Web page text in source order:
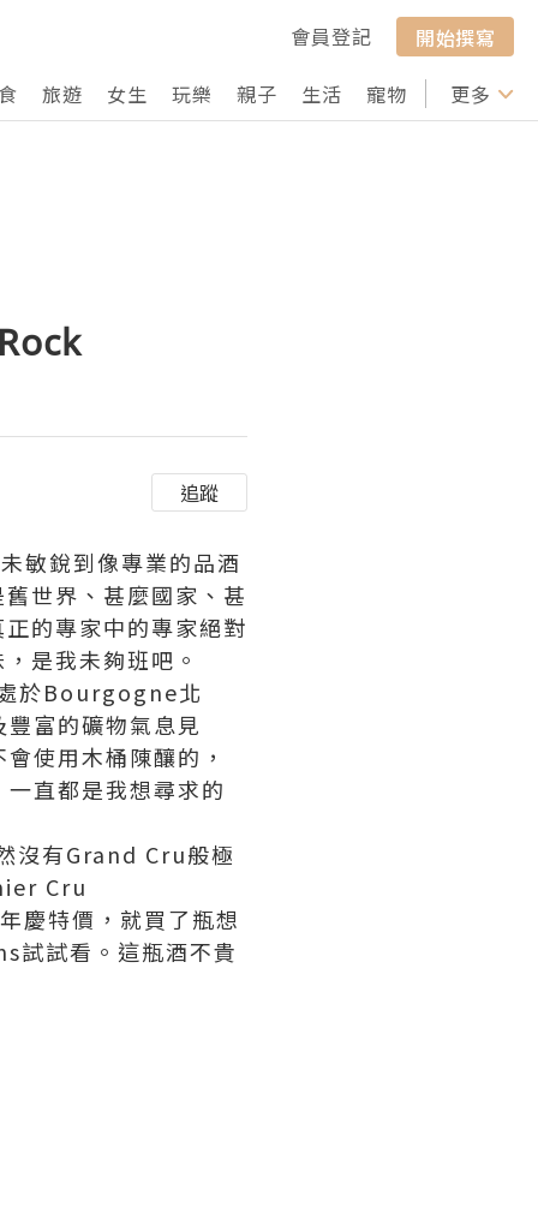
會員登記
開始撰寫
旅遊 女生 玩樂 親子 生活 寵物 行山 打卡
更多
追蹤
敏銳到像專業的品酒
世界、甚麼國家、甚
的專家中的專家絕對
是我未夠班吧。
於Bourgogne北
富的礦物氣息見
使用木桶陳釀的，
直都是我想尋求的
沒有Grand Cru般極
Cru
慶特價，就買了瓶想
試看。這瓶酒不貴